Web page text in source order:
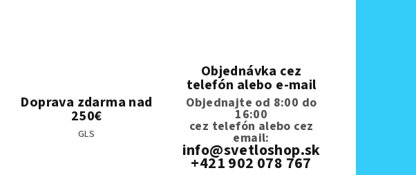
Doprava zdarma nad
250€
GLS
Objednávka cez
telefón alebo e-mail
Objednajte od 8:00 do
16:00
cez telefón alebo cez
email:
info@svetloshop.sk
+421 902 078 767